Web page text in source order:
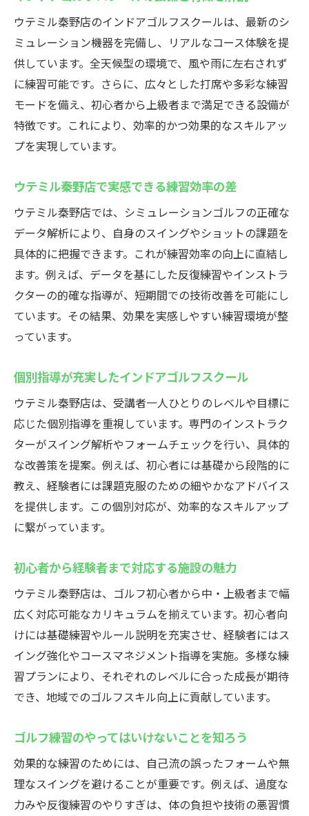
ウテミル秦野店のインドアゴルフスクールは、最新のシ
ミュレーション機器を完備し、リアルなコース体験を提
供しています。全天候型の環境で、風や雨に左右されず
に練習可能です。さらに、広々とした打席や多彩な練習
モードを備え、初心者から上級者まで満足できる設備が
特徴です。これにより、効率的かつ効果的なスキルアッ
プを実現しています。
ウテミル秦野店で実感できる練習効率の差
ウテミル秦野店では、シミュレーションゴルフの正確な
データ解析により、自身のスイングやショットの課題を
具体的に把握できます。これが練習効率の向上に直結し
ます。例えば、データを基にした反復練習やインストラ
クターの的確な指導が、短期間での技術改善を可能にし
ています。その結果、効果を実感しやすい練習環境が整
っています。
個別指導が充実したインドアゴルフスクール
ウテミル秦野店は、受講者一人ひとりのレベルや目標に
応じた個別指導を重視しています。専門のインストラク
ターがスイング解析やフォームチェックを行い、具体的
な改善策を提案。例えば、初心者には基礎から段階的に
教え、経験者には課題克服のための細やかなアドバイス
を提供します。この個別対応が、効率的なスキルアップ
に繋がっています。
初心者から経験者まで対応する施設の魅力
ウテミル秦野店は、ゴルフ初心者から中・上級者まで幅
広く対応可能なカリキュラムを揃えています。初心者向
けには基礎練習やルール説明を充実させ、経験者にはス
イング強化やコースマネジメント指導を実施。多様な練
習プランにより、それぞれのレベルに合った成長が期待
でき、地域でのゴルフスキル向上に貢献しています。
ゴルフ練習のやってはいけないことを知ろう
効果的な練習のためには、自己流の誤ったフォームや無
理なスイングを避けることが重要です。例えば、過度な
力みや反復練習のやりすぎは、体の負担や技術の悪習慣